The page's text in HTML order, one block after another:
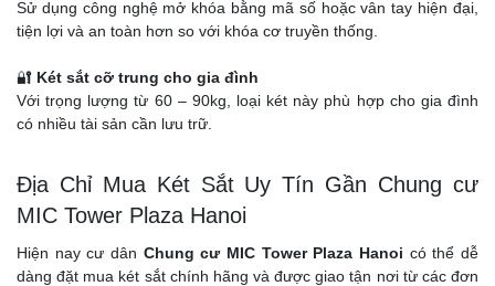
Sử dụng công nghệ mở khóa bằng mã số hoặc vân tay hiện đại,
tiện lợi và an toàn hơn so với khóa cơ truyền thống.
🔐 Két sắt cỡ trung cho gia đình
Với trọng lượng từ 60 – 90kg, loại két này phù hợp cho gia đình
có nhiều tài sản cần lưu trữ.
Địa Chỉ Mua Két Sắt Uy Tín Gần Chung cư
MIC Tower Plaza Hanoi
Hiện nay cư dân Chung cư MIC Tower Plaza Hanoi có thể dễ
dàng đặt mua két sắt chính hãng và được giao tận nơi từ các đơn